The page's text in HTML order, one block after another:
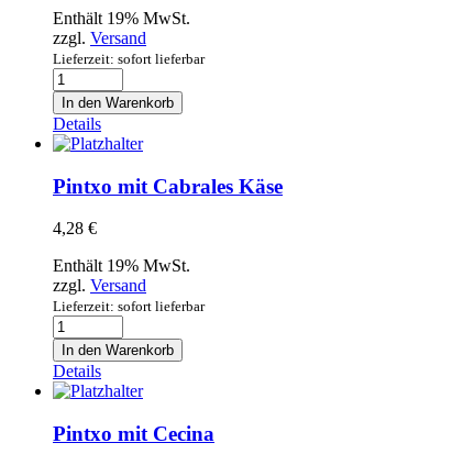
Enthält 19% MwSt.
zzgl. Versand
Lieferzeit: sofort lieferbar
Pintxo
mit
Boquerones
Menge
In den Warenkorb
Details
Pintxo mit Cabrales Käse
4,28 €
Enthält 19% MwSt.
zzgl. Versand
Lieferzeit: sofort lieferbar
Pintxo
mit
Cabrales
Käse
Menge
In den Warenkorb
Details
Pintxo mit Cecina